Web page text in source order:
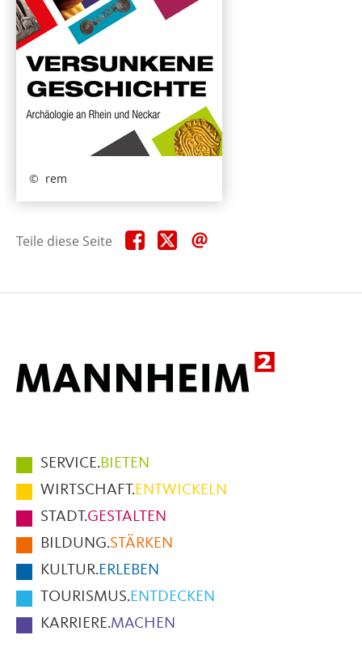
rem
Teile diese Seite Teile
diese
Teile
diese
Hauptmenüpunkte
im
Fußbereich
der
Seite
SERVICE.BIETEN
WIRTSCHAFT.ENTWICKELN
STADT.GESTALTEN
BILDUNG.STÄRKEN
KULTUR.ERLEBEN
TOURISMUS.ENTDECKEN
KARRIERE.MACHEN